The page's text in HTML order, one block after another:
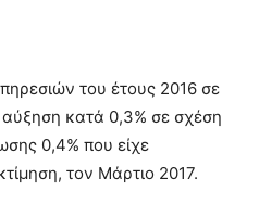
του έτους 2016 σε
κατά 0,3% σε σχέση
0,4% που είχε
τον Μάρτιο 2017.